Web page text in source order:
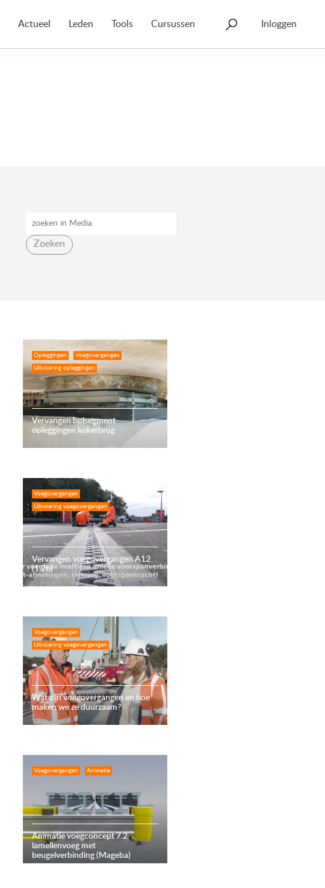
Actueel Leden Tools Cursussen Inloggen
Zoeken
Opleggingen Voegovergangen
Uitvoering opleggingen
Vervangen bolsegment
opleggingen kokerbrug
Voegovergangen
Uitvoering voegovergangen
Vervangen voegovergangen A12
(1.2b)
Voegovergangen
Uitvoering voegovergangen
Wat zijn voegovergangen en hoe
maken we ze duurzaam?
Voegovergangen Animatie
Animatie voegconcept 7.2
lamellenvoeg met
beugelverbinding (Mageba)